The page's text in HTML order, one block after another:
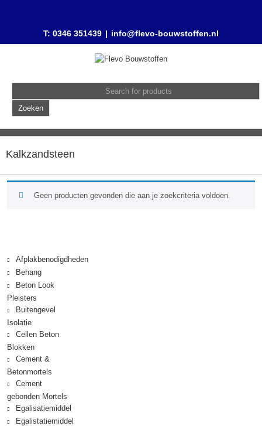
T: 0346 351439 | info@flevo-bouwstoffen.nl
Kalkzandsteen
Geen producten gevonden die aan je zoekcriteria voldoen.
Afplakbenodigdheden
Behang
Beton Look
Pleisters
Buitengevel
Isolatie
Cellen Beton
Blokken
Cement &
Betonmortels
Cement
gebonden Mortels
Egalisatiemiddel
Egalistatiemiddel